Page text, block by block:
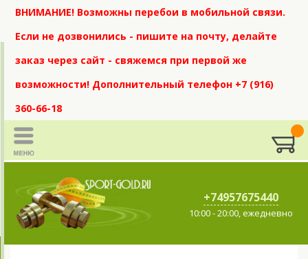
ВНИМАНИЕ! Возможны перебои в мобильной связи.
Если не дозвонились - пишите на почту, делайте
заказ через сайт - свяжемся при первой же
возможности! Дополнительный телефон +7 (916)
360-66-18
+74957675440
10:00 - 20:00, ежедневно